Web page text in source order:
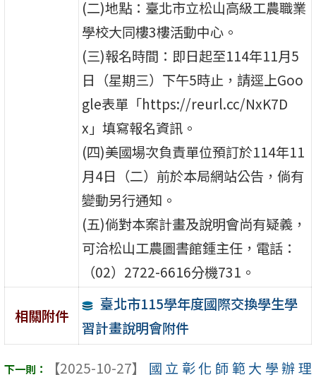
(二)地點：臺北市立松山高級工農職業
學校大同樓3樓活動中心。
(三)報名時間：即日起至114年11月5
日（星期三）下午5時止，請逕上Goo
gle表單「https://reurl.cc/NxK7D
x」填寫報名資訊。
(四)美國場次負責單位預訂於114年11
月4日（二）前於本局網站公告，倘有
變動另行通知。
(五)倘對本案計畫及說明會尚有疑義，
可洽松山工農圖書館鍾主任，電話：
（02）2722-6616分機731。
相關附件
臺北市115學年度國際交換學生學
習計畫說明會附件
【2025-10-27】
國立彰化師範大學辦理